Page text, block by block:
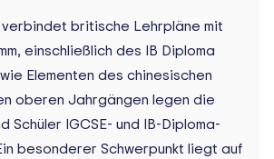
verbindet britische Lehrpläne mit
einschließlich des IB Diploma
Elementen des chinesischen
oberen Jahrgängen legen die
Schüler IGCSE- und IB-Diploma-
besonderer Schwerpunkt liegt auf